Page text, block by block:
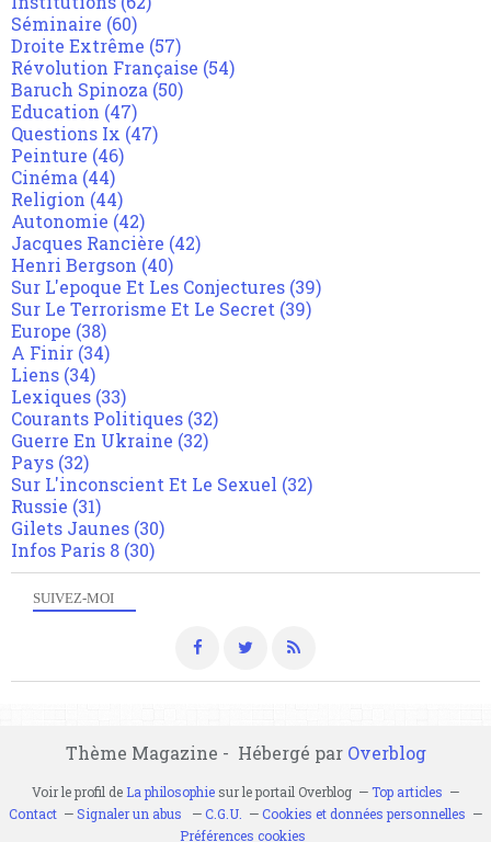
SUIVEZ-MOI
Séminaire (60)
Droite Extrême (57)
Révolution Française (54)
Baruch Spinoza (50)
Education (47)
Questions Ix (47)
Peinture (46)
Cinéma (44)
Religion (44)
Autonomie (42)
Jacques Rancière (42)
Henri Bergson (40)
Sur L'epoque Et Les Conjectures (39)
Sur Le Terrorisme Et Le Secret (39)
Europe (38)
A Finir (34)
Liens (34)
Lexiques (33)
Courants Politiques (32)
Guerre En Ukraine (32)
Pays (32)
Sur L'inconscient Et Le Sexuel (32)
Russie (31)
Gilets Jaunes (30)
Infos Paris 8 (30)
Thème Magazine - Hébergé par Overblog
Voir le profil de La philosophiesur le portail Overblog
Top articles
Contact
Signaler un abus C.G.U.
Cookies et données personnelles
Préférences cookies